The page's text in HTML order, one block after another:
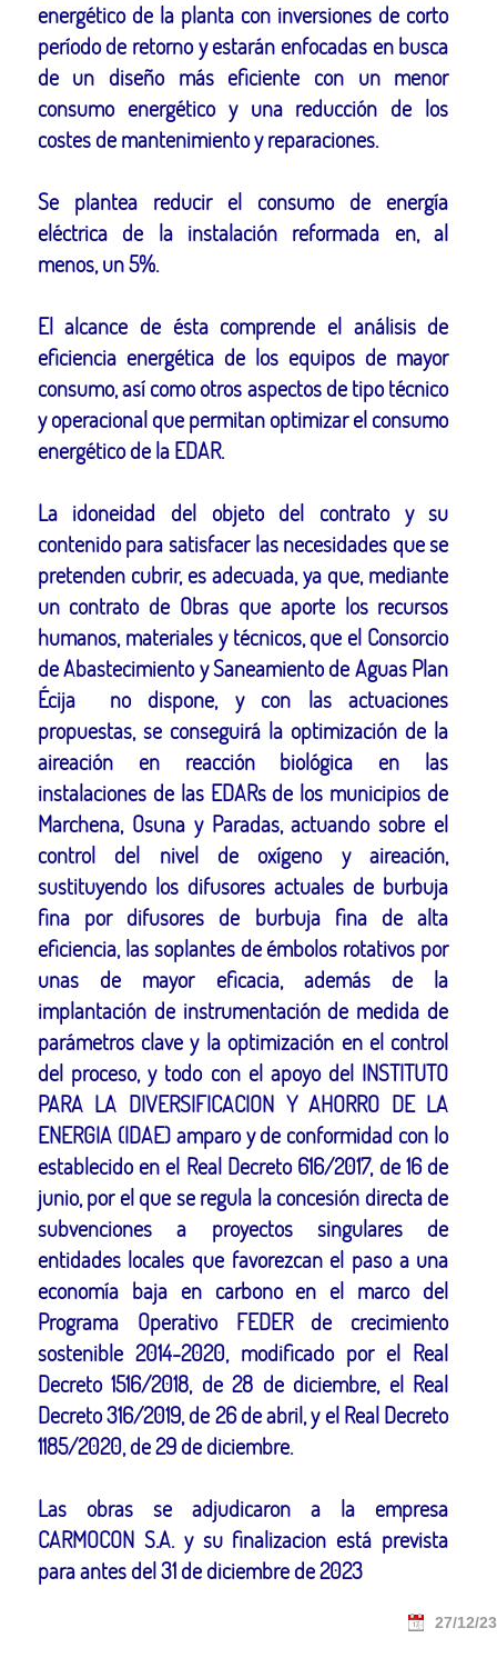
energético de la planta con inversiones de corto
período de retorno y estarán enfocadas en busca
de un diseño más eficiente con un menor
consumo energético y una reducción de los
costes de mantenimiento y reparaciones.
Se plantea reducir el consumo de energía
eléctrica de la instalación reformada en, al
menos, un 5%.
El alcance de ésta comprende el análisis de
eficiencia energética de los equipos de mayor
consumo, así como otros aspectos de tipo técnico
y operacional que permitan optimizar el consumo
energético de la EDAR.
La idoneidad del objeto del contrato y su
contenido para satisfacer las necesidades que se
pretenden cubrir, es adecuada, ya que, mediante
un contrato de Obras que aporte los recursos
humanos, materiales y técnicos, que el Consorcio
de Abastecimiento y Saneamiento de Aguas Plan
Écija no dispone, y con las actuaciones
propuestas, se conseguirá la optimización de la
aireación en reacción biológica en las
instalaciones de las EDARs de los municipios de
Marchena, Osuna y Paradas, actuando sobre el
control del nivel de oxígeno y aireación,
sustituyendo los difusores actuales de burbuja
fina por difusores de burbuja fina de alta
eficiencia, las soplantes de émbolos rotativos por
unas de mayor eficacia, además de la
implantación de instrumentación de medida de
parámetros clave y la optimización en el control
del proceso, y todo con el apoyo del INSTITUTO
PARA LA DIVERSIFICACION Y AHORRO DE LA
ENERGIA (IDAE) amparo y de conformidad con lo
establecido en el Real Decreto 616/2017, de 16 de
junio, por el que se regula la concesión directa de
subvenciones a proyectos singulares de
entidades locales que favorezcan el paso a una
economía baja en carbono en el marco del
Programa Operativo FEDER de crecimiento
sostenible 2014-2020, modificado por el Real
Decreto 1516/2018, de 28 de diciembre, el Real
Decreto 316/2019, de 26 de abril, y el Real Decreto
1185/2020, de 29 de diciembre.
Las obras se adjudicaron a la empresa
CARMOCON S.A. y su finalizacion está prevista
para antes del 31 de diciembre de 2023
27/12/23